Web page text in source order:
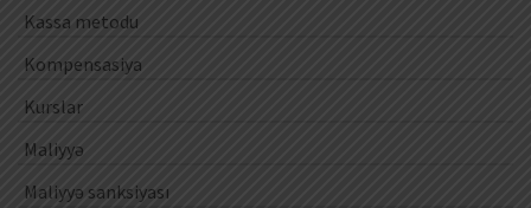
Kassa metodu
Kompensasiya
Kurslar
Maliyyə
Maliyyə sanksiyası